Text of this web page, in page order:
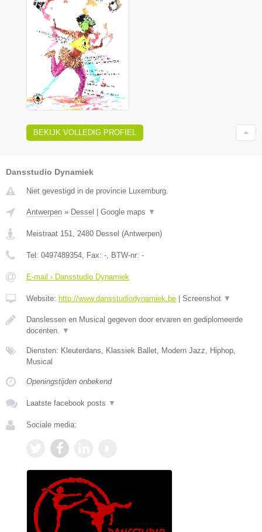
BEKIJK VOLLEDIG PROFIEL
Dansstudio Dynamiek
Niet gevestigd in de provincie Luxemburg.
Antwerpen » Dessel Google maps ▼
Meistraat 151, 2480 Dessel (Antwerpen)
Tel: 0497489354, Fax: -, BTW-nr: -
E-mail › Dansstudio Dynamiek
Website: http://www.dansstudiodynamiek.be Screenshot ▼
Danslessen en Musical gegeven door ervaren en gediplomeerde
docenten. ▼
Diensten: Kleuterdans, Klassiek Ballet, Modern Jazz, Hiphop,
Musical
Openingstijden onbekend
Laatste facebook posts ▼
Sociale media: